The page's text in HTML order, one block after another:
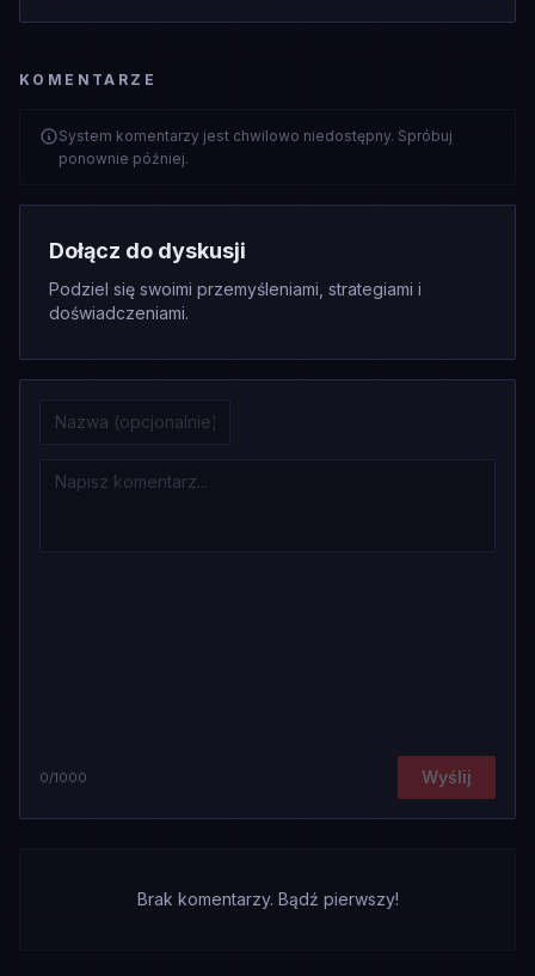
KOMENTARZE
System komentarzy jest chwilowo niedostępny. Spróbuj
ponownie później.
Dołącz do dyskusji
Podziel się swoimi przemyśleniami, strategiami i
doświadczeniami.
0/1000 Wyślij
Brak komentarzy. Bądź pierwszy!